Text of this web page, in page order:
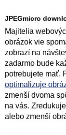
JPEGmicro
Majitelia
obrázok vie
zobrazí na
zadarmo bude
potrebujete mať.
optimalizuje
zmenší dvoma
na vás.
alebo zmenší